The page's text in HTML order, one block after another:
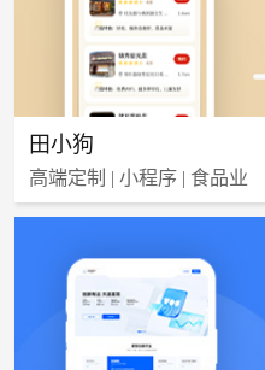
田小狗
高端定制 | 小程序 | 食品业